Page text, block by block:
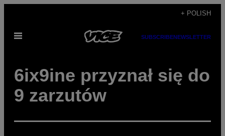
content
+ POLISH
Open
SUBSCRIBENEWSLETTER
6ix9ine przyznał się do
9 zarzutów